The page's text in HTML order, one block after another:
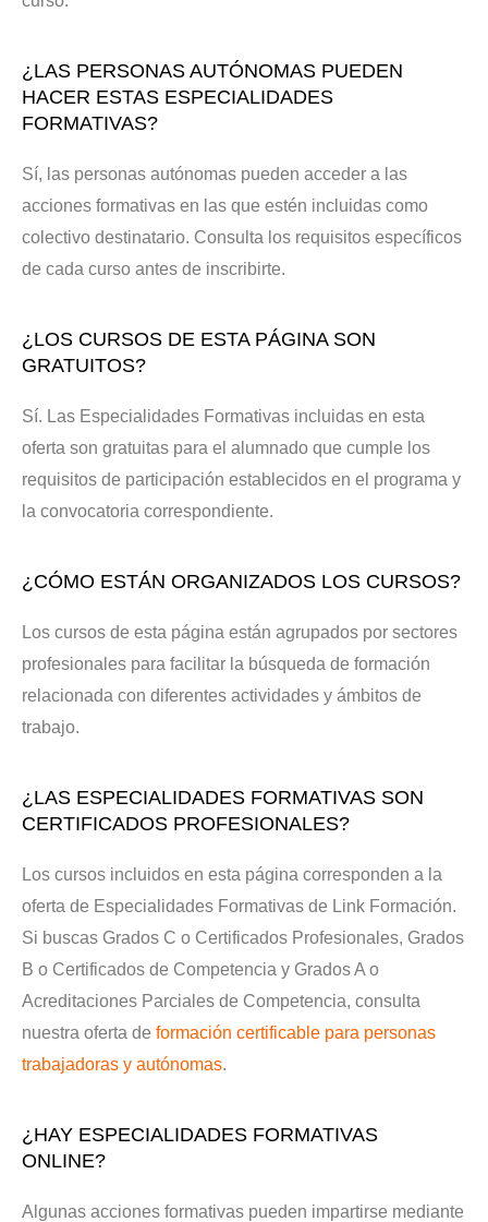
¿LAS PERSONAS AUTÓNOMAS PUEDEN
HACER ESTAS ESPECIALIDADES
FORMATIVAS?
Sí, las personas autónomas pueden acceder a las
acciones formativas en las que estén incluidas como
colectivo destinatario. Consulta los requisitos específicos
de cada curso antes de inscribirte.
¿LOS CURSOS DE ESTA PÁGINA SON
GRATUITOS?
Sí. Las Especialidades Formativas incluidas en esta
oferta son gratuitas para el alumnado que cumple los
requisitos de participación establecidos en el programa y
la convocatoria correspondiente.
¿CÓMO ESTÁN ORGANIZADOS LOS CURSOS?
Los cursos de esta página están agrupados por sectores
profesionales para facilitar la búsqueda de formación
relacionada con diferentes actividades y ámbitos de
trabajo.
¿LAS ESPECIALIDADES FORMATIVAS SON
CERTIFICADOS PROFESIONALES?
Los cursos incluidos en esta página corresponden a la
oferta de Especialidades Formativas de Link Formación.
Si buscas Grados C o Certificados Profesionales, Grados
B o Certificados de Competencia y Grados A o
Acreditaciones Parciales de Competencia, consulta
nuestra oferta de formación certificable para personas
trabajadoras y autónomas.
¿HAY ESPECIALIDADES FORMATIVAS
ONLINE?
Algunas acciones formativas pueden impartirse mediante